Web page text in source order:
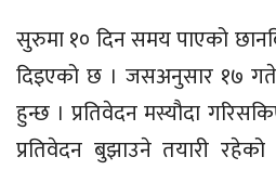
सुरुमा १० दिन समय पाएको
दिइएको छ । जसअनुसार १७
हुन्छ । प्रतिवेदन मस्यौदा
प्रतिवेदन बुझाउने तयारी